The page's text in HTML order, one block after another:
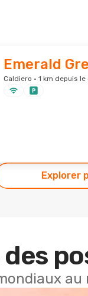
Emerald
Caldiero · 1 km depuis
Explorer
des